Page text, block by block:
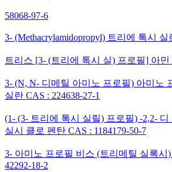
58068-97-6
3- (Methacrylamidopropyl) 트리에 톡시 실
트리스 [3- (트리에 톡시 실) 프로필] 아민
3- (N, N- 디메틸 아미노 프로필) 아미노
실란 CAS : 224638-27-1
(1- (3- 트리에 톡시 실릴) 프로필) -2,2-
실시 클로 펜탄 CAS : 1184179-50-7
3- 아미노 프로필 비스 (트리메틸 실록시
42292-18-2